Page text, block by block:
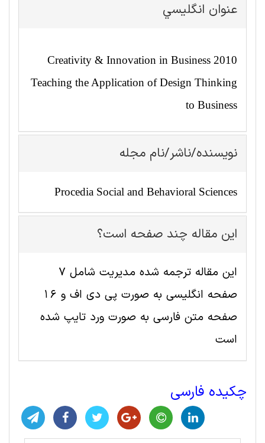
عنوان انگليسي
Creativity & Innovation in Business 2010
Teaching the Application of Design Thinking
to Business
نویسنده/ناشر/نام مجله
Procedia Social and Behavioral Sciences
این مقاله چند صفحه است؟
این مقاله ترجمه شده مديريت شامل 7
صفحه انگلیسی به صورت پی دی اف و 16
صفحه متن فارسی به صورت ورد تایپ شده
است
چکیده فارسی